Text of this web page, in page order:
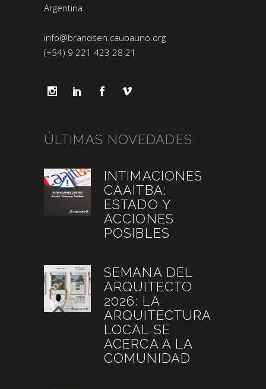
Argentina
info@brandsen.caubauno.org
(+54) 9 221 423 28 21
ÚLTIMAS NOVEDADES
INTIMACIONES
CAAITBA:
ESTADO Y
ACCIONES
POSIBLES
SEMANA DEL
ARQUITECTO
2026: LA
ARQUITECTURA
LOCAL SE
ACERCA A LA
COMUNIDAD